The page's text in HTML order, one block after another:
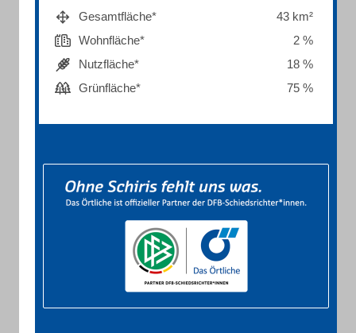
Gesamtfläche*
43 km²
Wohnfläche*
2 %
Nutzfläche*
18 %
Grünfläche*
75 %